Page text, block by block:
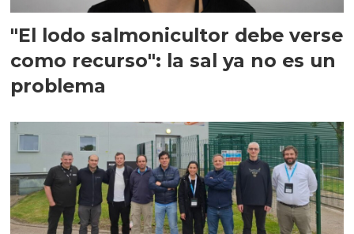
"El lodo salmonicultor debe verse
como recurso": la sal ya no es un
problema